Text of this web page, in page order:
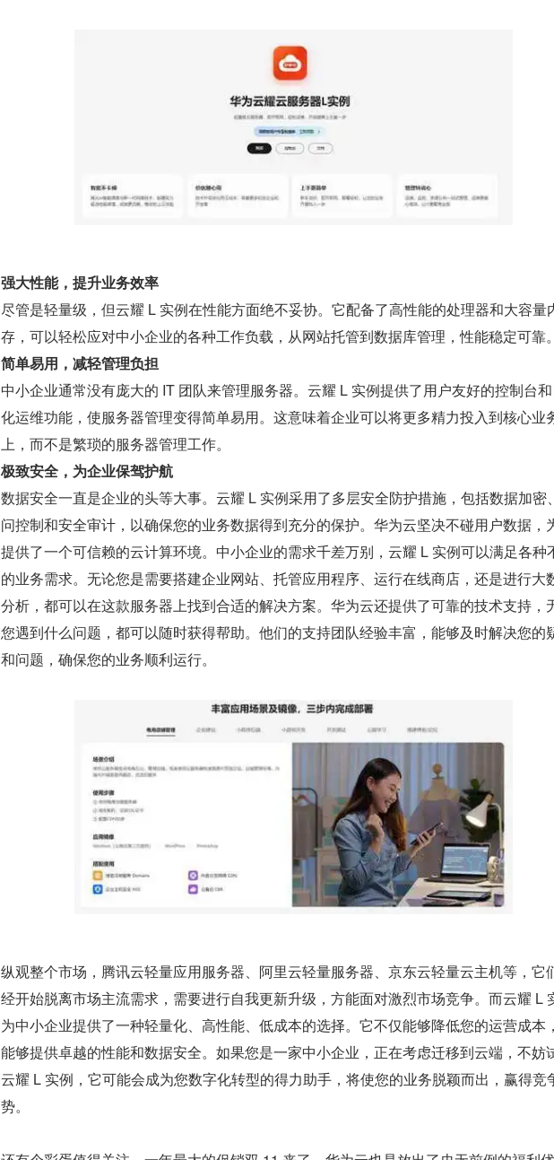
强大性能，提升业务效率
尽管是轻量级，但云耀 L 实例在性能方面绝不妥协。它配备了高性能的处理器和大容量
存，可以轻松应对中小企业的各种工作负载，从网站托管到数据库管理，性能稳定可靠。
简单易用，减轻管理负担
中小企业通常没有庞大的 IT 团队来管理服务器。云耀 L 实例提供了用户友好的控制台
化运维功能，使服务器管理变得简单易用。这意味着企业可以将更多精力投入到核心业
上，而不是繁琐的服务器管理工作。
极致安全，为企业保驾护航
数据安全一直是企业的头等大事。云耀 L 实例采用了多层安全防护措施，包括数据加密
问控制和安全审计，以确保您的业务数据得到充分的保护。华为云坚决不碰用户数据，
提供了一个可信赖的云计算环境。中小企业的需求千差万别，云耀 L 实例可以满足各种
的业务需求。无论您是需要搭建企业网站、托管应用程序、运行在线商店，还是进行大
分析，都可以在这款服务器上找到合适的解决方案。华为云还提供了可靠的技术支持，
您遇到什么问题，都可以随时获得帮助。他们的支持团队经验丰富，能够及时解决您的
和问题，确保您的业务顺利运行。
纵观整个市场，腾讯云轻量应用服务器、阿里云轻量服务器、京东云轻量云主机等，它
经开始脱离市场主流需求，需要进行自我更新升级，方能面对激烈市场竞争。而云耀 L
为中小企业提供了一种轻量化、高性能、低成本的选择。它不仅能够降低您的运营成本
能够提供卓越的性能和数据安全。如果您是一家中小企业，正在考虑迁移到云端，不妨
云耀 L 实例，它可能会成为您数字化转型的得力助手，将使您的业务脱颖而出，赢得竞
势。